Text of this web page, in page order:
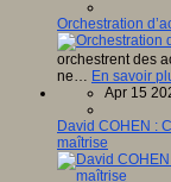
Orchestration
orchestrent des
ne… En savoir
Apr 15
David COHEN :
maîtrise